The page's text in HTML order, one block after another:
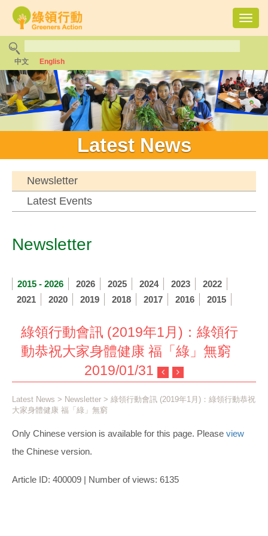
中文 English
Latest News
Newsletter
Latest Events
Newsletter
2015 - 2026 2026 2025 2024 2023
2022
2021
2020 2019 2018 2017 2016 2015
綠領行動會訊 (2019年1月)：綠領行
動恭祝大家身體健康 福「綠」無窮
2019/01/31
Latest News > Newsletter > 綠領行動會訊 (2019年1月)：綠領行動恭祝
大家身體健康 福「綠」無窮
Only Chinese version is available for this page. Please view
the Chinese version.
Article ID: 400009 | Number of views: 6135